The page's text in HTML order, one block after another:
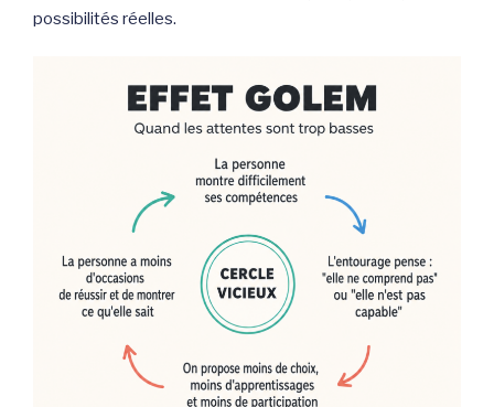
possibilités réelles.